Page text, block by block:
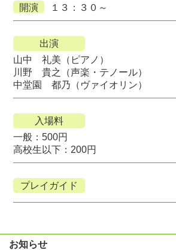
開演 １３：３０～
出演
山中 礼美（ピアノ）
川野 貴之（声楽・テノール）
中堂園 都乃（ヴァイオリン）
入場料
一般：500円
高校生以下：200円
プレイガイド
お知らせ